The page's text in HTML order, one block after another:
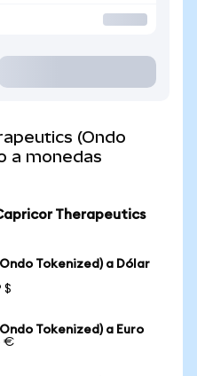
(Ondo
a monedas
Therapeutics
Tokenized) a Dólar
$
Tokenized) a Euro
€